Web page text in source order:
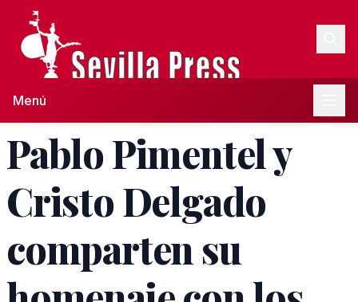
Menú
Pablo Pimentel y
Cristo Delgado
comparten su